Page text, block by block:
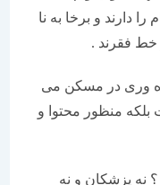
و برخا به نا
.
در مسکن می
محتوا و
و نه